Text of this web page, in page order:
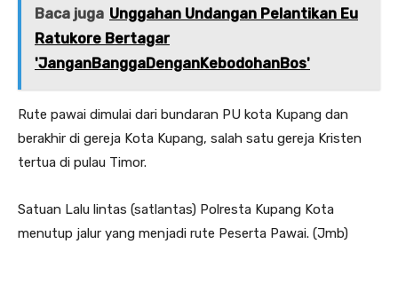
Baca juga Unggahan Undangan Pelantikan Eu
Ratukore Bertagar
'JanganBanggaDenganKebodohanBos'
Rute pawai dimulai dari bundaran PU kota Kupang dan
berakhir di gereja Kota Kupang, salah satu gereja Kristen
tertua di pulau Timor.
Satuan Lalu lintas (satlantas) Polresta Kupang Kota
menutup jalur yang menjadi rute Peserta Pawai. (Jmb)